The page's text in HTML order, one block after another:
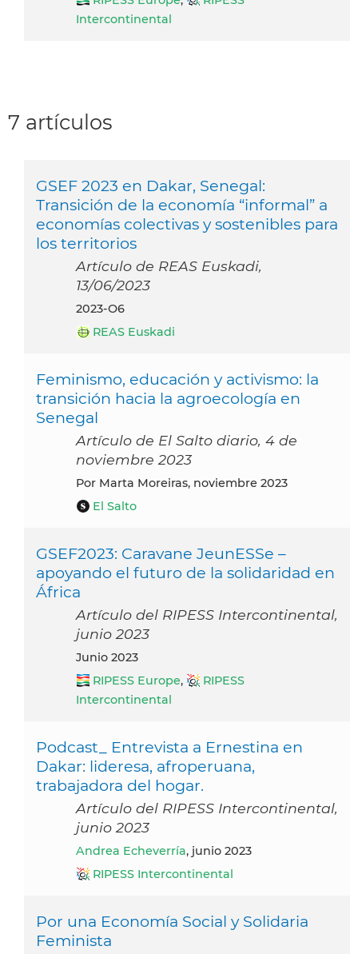
Intercontinental
7 artículos
GSEF 2023 en Dakar, Senegal:
Transición de la economía “informal” a
economías colectivas y sostenibles para
los territorios
Artículo de REAS Euskadi,
13/06/2023
2023-O6
REAS Euskadi
Feminismo, educación y activismo: la
transición hacia la agroecología en
Senegal
Artículo de El Salto diario, 4 de
noviembre 2023
por Marta Moreiras, noviembre 2023
El Salto
GSEF2023: Caravane JeunESSe –
apoyando el futuro de la solidaridad en
África
Artículo del RIPESS Intercontinental,
junio 2023
junio 2023
RIPESS Europe,
RIPESS
Intercontinental
Podcast_ Entrevista a Ernestina en
Dakar: lideresa, afroperuana,
trabajadora del hogar.
Artículo del RIPESS Intercontinental,
junio 2023
Andrea Echeverría, junio 2023
RIPESS Intercontinental
Por una Economía Social y Solidaria
Feminista